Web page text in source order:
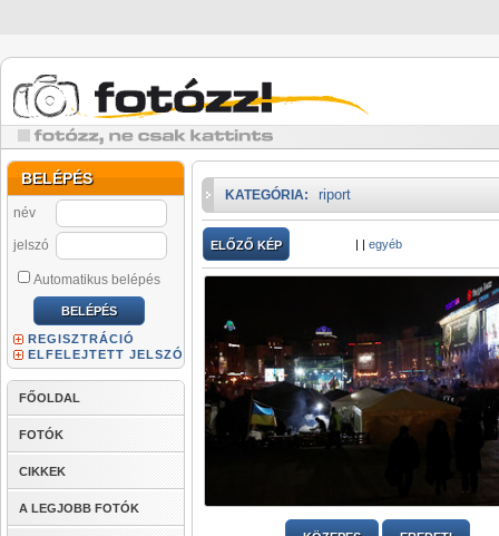
BELÉPÉS
név
jelszó
Automatikus belépés
REGISZTRÁCIÓ
ELFELEJTETT JELSZÓ
FŐOLDAL
FOTÓK
CIKKEK
A LEGJOBB FOTÓK
KATEGÓRIA: riport
ELŐZŐ KÉP | | egyéb